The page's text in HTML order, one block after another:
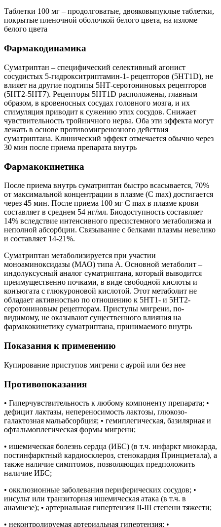
Таблетки 100 мг – продолговатые, двояковыпуклые таблетки,
покрытые пленочной оболочкой белого цвета, на изломе
белого цвета
Фармакодинамика
Суматриптан – специфический селективный агонист
сосудистых 5-гидрокситриптамин-1- рецепторов (5HT1D), не
влияет на другие подтипы 5НТ-серотониновых рецепторов
(5НТ2-5НТ7). Рецепторы 5HT1D расположены, главным
образом, в кровеносных сосудах головного мозга, и их
стимуляция приводит к сужению этих сосудов. Снижает
чувствительность тройничного нерва. Оба эти эффекта могут
лежать в основе противомигренозного действия
суматриптана. Клинический эффект отмечается обычно через
30 мин после приема препарата внутрь
Фармакокинетика
После приема внутрь суматриптан быстро всасывается, 70%
от максимальной концентрации в плазме (C max) достигается
через 45 мин. После приема 100 мг C max в плазме крови
составляет в среднем 54 нг/мл. Биодоступность составляет
14% вследствие интенсивного пресистемного метаболизма и
неполной абсорбции. Связывание с белками плазмы невелико
и составляет 14-21%.
Суматриптан метаболизируется при участии
моноаминоксидазы (МАО) типа А. Основной метаболит –
индолуксусный аналог суматриптана, который выводится
преимущественно почками, в виде свободной кислоты и
конъюгата с глюкуроновой кислотой. Этот метаболит не
обладает активностью по отношению к 5HT1- и 5НТ2-
серотониновым рецепторам. Приступы мигрени, по-
видимому, не оказывают существенного влияния на
фармакокинетику суматриптана, принимаемого внутрь
Показания к применению
Купирование приступов мигрени с аурой или без нее
Противопоказания
• Гиперчувствительность к любому компоненту препарата; •
дефицит лактазы, непереносимость лактозы, глюкозо-
галактозная мальабсорбция; • гемиплегическая, базилярная и
офтальмоплегическая формы мигрени;
• ишемическая болезнь сердца (ИБС) (в т.ч. инфаркт миокарда,
постинфарктный кардиосклероз, стенокардия Принцметала), а
также наличие симптомов, позволяющих предположить
наличие ИБС;
• окклюзионные заболевания периферических сосудов; •
инсульт или транзиторная ишемическая атака (в т.ч. в
анамнезе); • артериальная гипертензия II-III степени тяжести;
• неконтролируемая артериальная гипертензия; •